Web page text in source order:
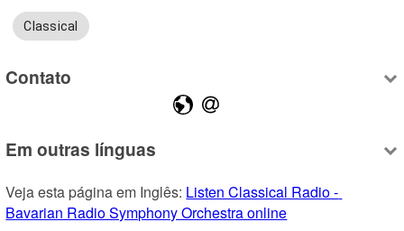
Classical
Contato
Em outras línguas
Veja esta página em Inglês: Listen Classical Radio -
Bavarian Radio Symphony Orchestra online